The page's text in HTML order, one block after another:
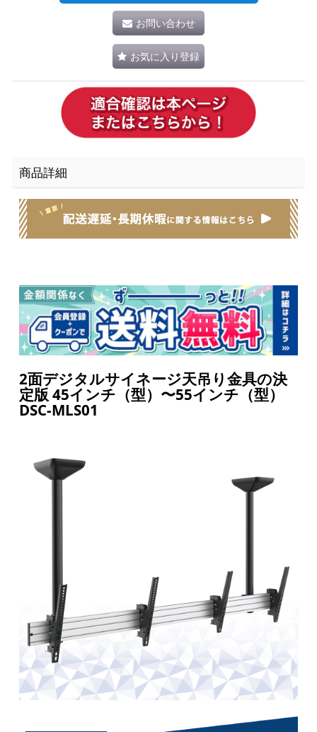
お問い合わせ
お気に入り登録
商品詳細
2面デジタルサイネージ天吊り金具の決
定版 45インチ（型）〜55インチ（型）
DSC-MLS01